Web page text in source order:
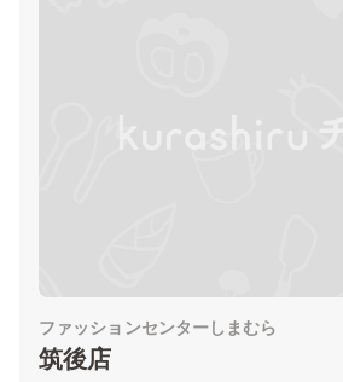
ファッションセンターしまむら
筑後店